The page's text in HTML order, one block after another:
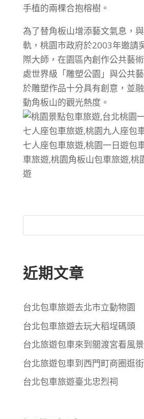
手植的兩棵合抱榕樹。
為了替角板山增添藝文氣息，
軌，桃園市政府於2003年邀請
際大師，在園區內創作公共藝
處世界級「雕塑公園」與公共
於雕塑作品十分具有創意，並
動角板山的觀光熱度。
近期文章
台北包車旅遊去北市立動物園
台北包車旅遊去玩大稻埕碼頭
台北旅遊包車來到關渡宮看風景
台北旅遊包車到西門町商圈逛街
台北包車旅遊臺北忠烈祠